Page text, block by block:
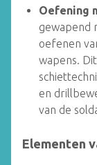
Oefening
gewapend
oefenen
wapens.
en
van de
Elementen